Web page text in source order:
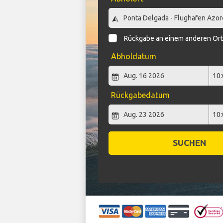
Rückgabe an einem anderen Ort
Abholdatum
Rückgabedatum
SUCHEN